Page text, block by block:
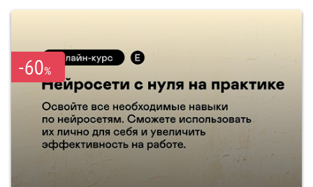
-60%